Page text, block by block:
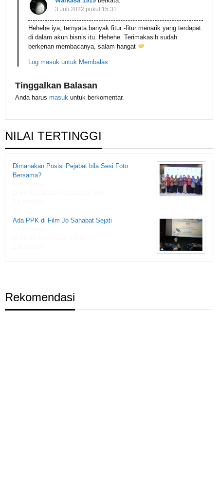
3 Juli 2022 pukul 15:31
Hehehe iya, ternyata banyak fitur -fitur menarik yang terdapat
di dalam akun bisnis itu. Hehehe. Terimakasih sudah
berkenan membacanya, salam hangat
Log masuk untuk Membalas
Tinggalkan Balasan
Anda harus masuk untuk berkomentar.
NILAI TERTINGGI
Dimanakan Posisi Pejabat bila Sesi Foto
Bersama?
Ada PPK di Film Jo Sahabat Sejati
Rekomendasi